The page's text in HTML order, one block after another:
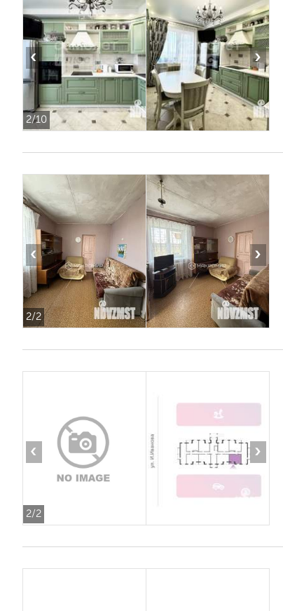
2/10
‹ ›
2/2
‹ ›
2/2
‹ ›